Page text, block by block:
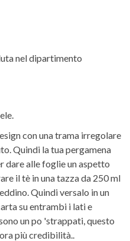
nel dipartimento
con una trama irregolare
Quindi la tua pergamena
dare alle foglie un aspetto
il tè in una tazza da 250 ml
Quindi versalo in un
su entrambi i lati e
un po 'strappati, questo
più credibilità..